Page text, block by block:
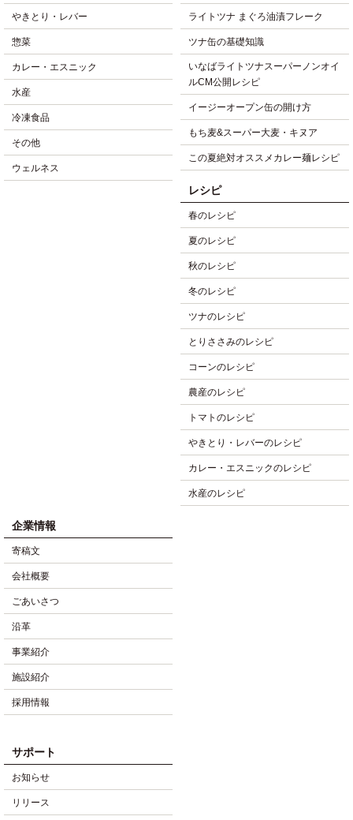
やきとり・レバー
惣菜
カレー・エスニック
水産
冷凍食品
その他
ウェルネス
ライトツナ まぐろ油漬フレーク
ツナ缶の基礎知識
いなばライトツナスーパーノンオイ
ルCM公開レシピ
イージーオープン缶の開け方
もち麦&スーパー大麦・キヌア
この夏絶対オススメカレー麺レシピ
レシピ
春のレシピ
夏のレシピ
秋のレシピ
冬のレシピ
ツナのレシピ
とりささみのレシピ
コーンのレシピ
農産のレシピ
トマトのレシピ
やきとり・レバーのレシピ
カレー・エスニックのレシピ
水産のレシピ
企業情報
寄稿文
会社概要
ごあいさつ
沿革
事業紹介
施設紹介
採用情報
サポート
お知らせ
リリース